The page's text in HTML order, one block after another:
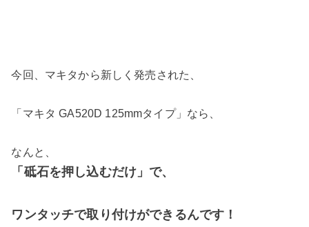
今回、マキタから新しく発売された、
「マキタ GA520D 125mmタイプ」なら、
なんと、
「砥石を押し込むだけ」で、
ワンタッチで取り付けができるんです！